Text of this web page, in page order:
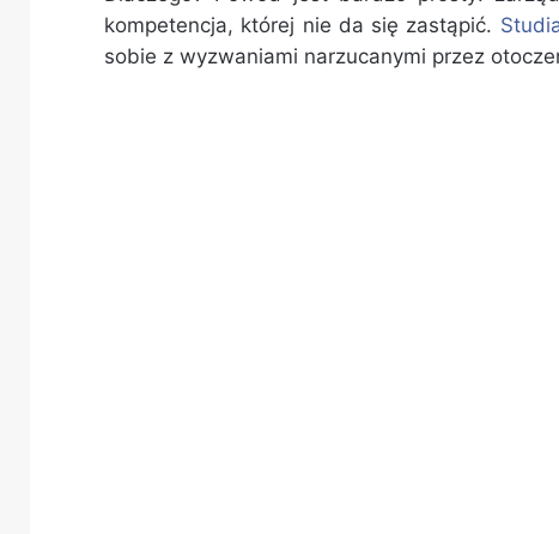
kompetencja, której nie da się zastąpić.
sobie z wyzwaniami narzucanymi przez